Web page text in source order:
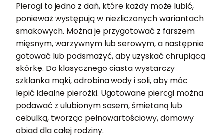
Pierogi to jedno z dań, które każdy może lubić,
ponieważ występują w niezliczonych wariantach
smakowych. Można je przygotować z farszem
mięsnym, warzywnym lub serowym, a następnie
gotować lub podsmażyć, aby uzyskać chrupiącą
skórkę. Do klasycznego ciasta wystarczy
szklanka mąki, odrobina wody i soli, aby móc
lepić idealne pierożki. Ugotowane pierogi można
podawać z ulubionym sosem, śmietaną lub
cebulką, tworząc pełnowartościowy, domowy
obiad dla całej rodziny.